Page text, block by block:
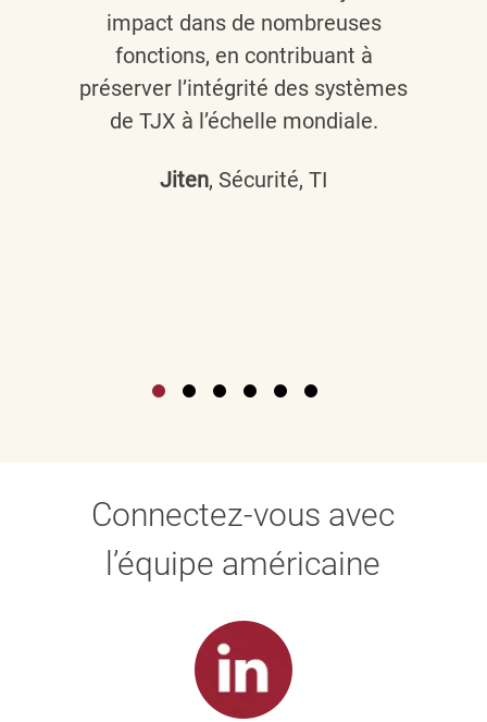
impact dans de nombreuses
fonctions, en contribuant à
préserver l’intégrité des systèmes
de TJX à l’échelle mondiale.
Jiten, Sécurité, TI
Connectez-vous avec
l’équipe américaine